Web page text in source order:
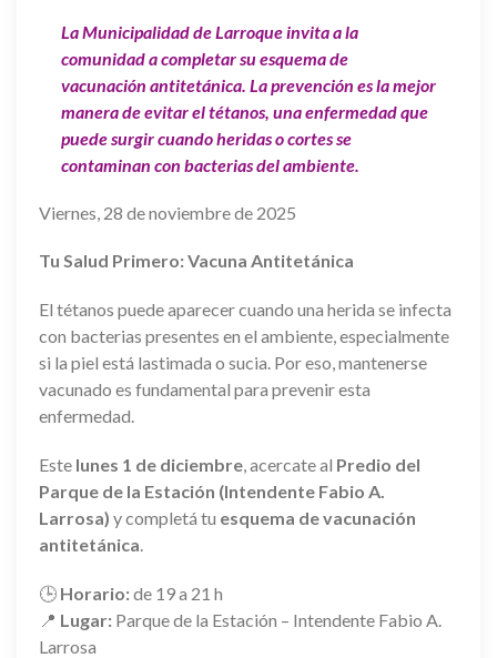
La Municipalidad de Larroque invita a la
comunidad a completar su esquema de
vacunación antitetánica. La prevención es la mejor
manera de evitar el tétanos, una enfermedad que
puede surgir cuando heridas o cortes se
contaminan con bacterias del ambiente.
Viernes, 28 de noviembre de 2025
Tu Salud Primero: Vacuna Antitetánica
El tétanos puede aparecer cuando una herida se infecta
con bacterias presentes en el ambiente, especialmente
si la piel está lastimada o sucia. Por eso, mantenerse
vacunado es fundamental para prevenir esta
enfermedad.
Este lunes 1 de diciembre, acercate al Predio del
Parque de la Estación (Intendente Fabio A.
Larrosa) y completá tu esquema de vacunación
antitetánica.
🕒 Horario:de 19 a 21 h
📍 Lugar: Parque de la Estación – Intendente Fabio A.
Larrosa